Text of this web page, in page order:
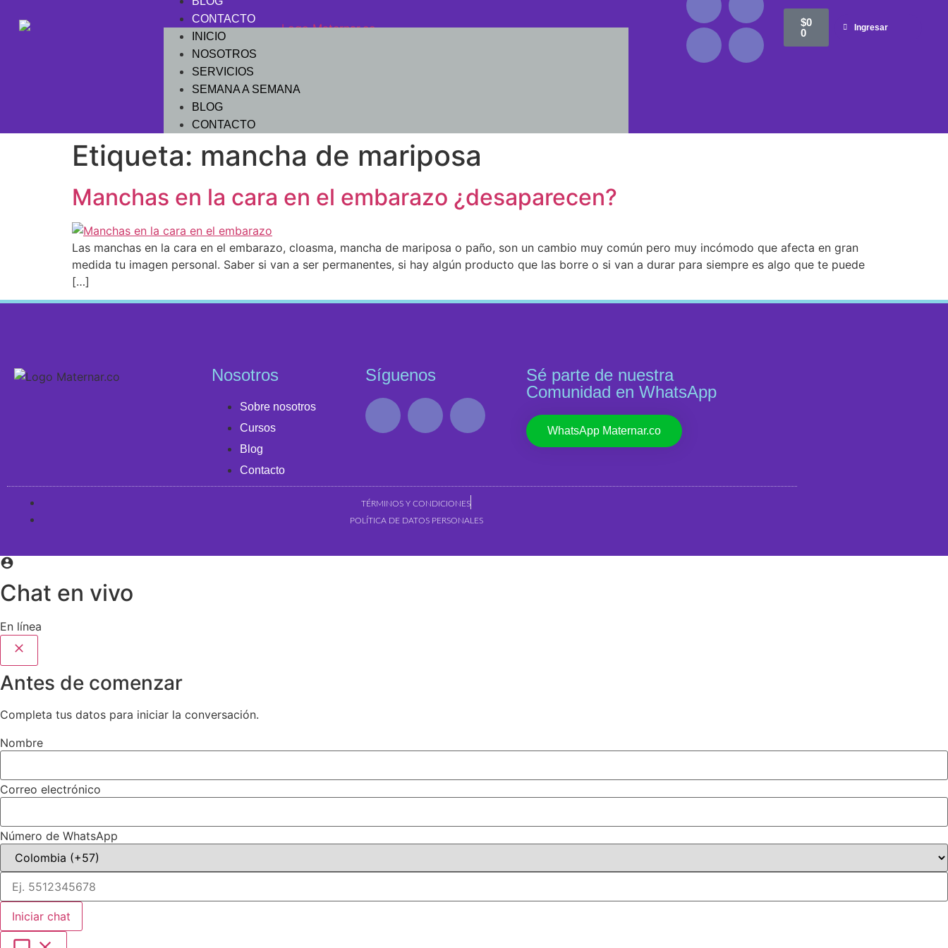
CONTACTO
INICIO
NOSOTROS
SERVICIOS
SEMANA A SEMANA
BLOG
CONTACTO
$0
0
Ingresar
Etiqueta: mancha de mariposa
Manchas en la cara en el embarazo ¿desaparecen?
Las manchas en la cara en el embarazo, cloasma, mancha de mariposa o paño, son un cambio muy común pero muy incómodo que afecta en gran
medida tu imagen personal. Saber si van a ser permanentes, si hay algún producto que las borre o si van a durar para siempre es algo que te puede
[…]
Nosotros
Sobre nosotros
Cursos
Blog
Contacto
Síguenos
Sé parte de nuestra
Comunidad en WhatsApp
WhatsApp Maternar.co
TÉRMINOS Y CONDICIONES
POLÍTICA DE DATOS PERSONALES
Chat en vivo
En línea
Antes de comenzar
Completa tus datos para iniciar la conversación.
Nombre
Correo electrónico
Número de WhatsApp
Iniciar chat